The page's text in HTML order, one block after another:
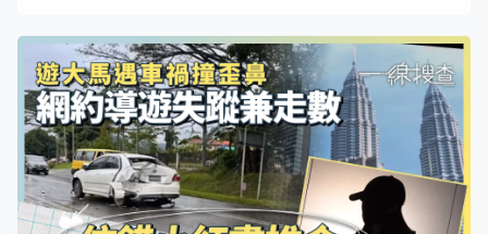
「本能反應」引發的意外。 彎道超前突遭扑頭 痛苦倒在
跑道外 這段引發輿論瘋狂討論的影片可見，代表
Brookville高中的Kaelen Tucker在彎道超過IC Norcom高中
的明星跑手Alaila Everett後，被對手從後面以接力棒打中
頭部。Kaelen Tucker摸著後腦痛苦地往場邊倒下。不過
Alaila Everett未有上前去查看她情況，而是繼續比賽。 據
美國傳媒報道，IC Norcom高中事後被取消資格，但